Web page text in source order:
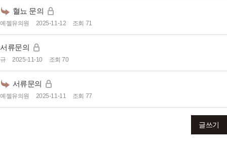
혈뇨 문의
예젤유의원 2025-11-12 조회 71
서류문의
규 2025-11-10 조회 70
서류문의
예젤유의원 2025-11-11 조회 77
글쓰기